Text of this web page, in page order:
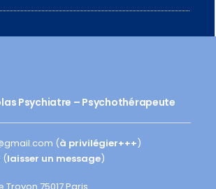
Psychiatre – Psychothérapeute
(à privilégier+++)
(laisser un message)